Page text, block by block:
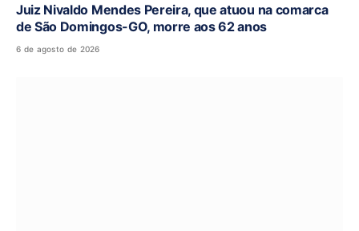
Juiz Nivaldo Mendes Pereira, que atuou na comarca
de São Domingos-GO, morre aos 62 anos
6 de agosto de 2026